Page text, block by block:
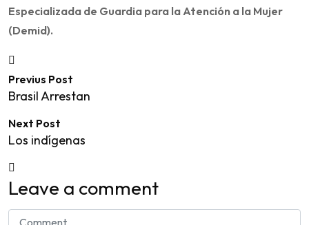
Especializada de Guardia para la Atención a la Mujer
(Demid).
Previus Post
Brasil Arrestan
Next Post
Los indígenas
Leave a comment